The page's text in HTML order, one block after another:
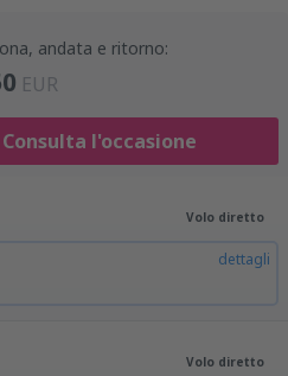
andata e ritorno:
EUR
Consulta l'occasione
Volo diretto
dettagli
Volo diretto